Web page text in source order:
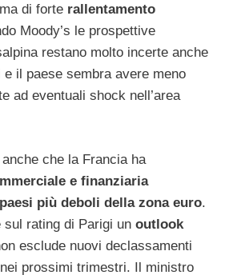
di forte rallentamento
Moody’s le prospettive
restano molto incerte anche
il paese sembra avere meno
ad eventuali shock nell’area
che la Francia ha
e finanziaria
più deboli della zona euro.
sul rating di Parigi un outlook
esclude nuovi declassamenti
prossimi trimestri. Il ministro